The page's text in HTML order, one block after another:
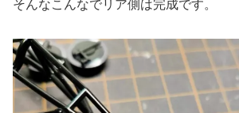
そんなこんなでリア側は完成です。